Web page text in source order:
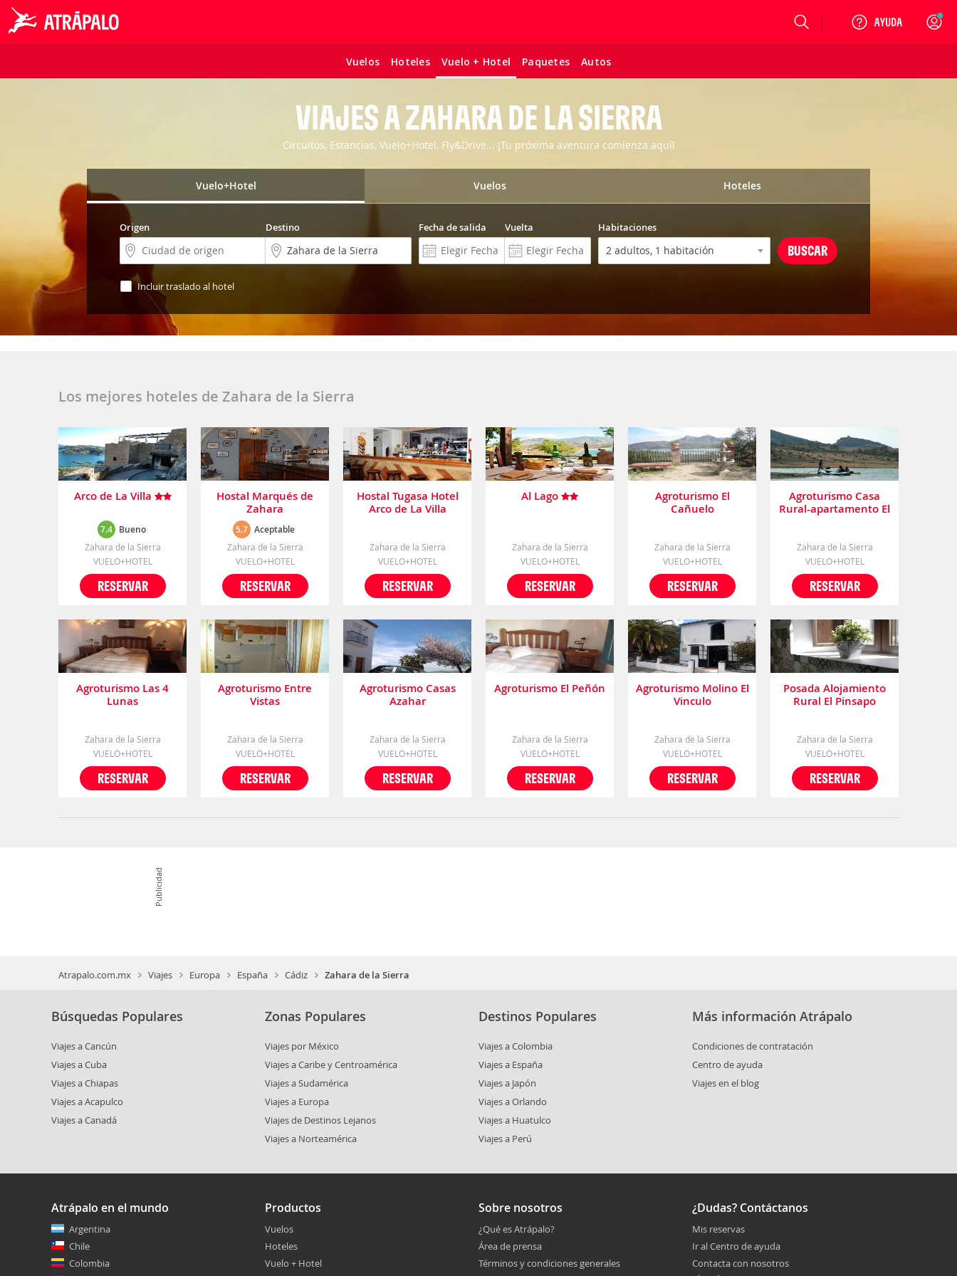
Vuelos Hoteles Vuelo + Hotel Paquetes Autos
Login
VIAJES A ZAHARA DE LA SIERRA
Circuitos, Estancias, Vuelo+Hotel, Fly&Drive... ¡Tu próxima aventura comienza aquí!
Vuelo+Hotel Vuelos Hoteles
Origen Destino Fecha de salida Vuelta Habitaciones
Incluir traslado al hotel
Los mejores hoteles de Zahara de la Sierra
Arco de La Villa
7.4 Bueno
Zahara de la Sierra
VUELO+HOTEL
RESERVAR
Hostal Marqués de
Zahara
5.7 Aceptable
Zahara de la Sierra
VUELO+HOTEL
RESERVAR
Hostal Tugasa Hotel
Arco de La Villa
Zahara de la Sierra
VUELO+HOTEL
RESERVAR
Al Lago
Zahara de la Sierra
VUELO+HOTEL
RESERVAR
Agroturismo El
Cañuelo
Zahara de la Sierra
VUELO+HOTEL
RESERVAR
Agroturismo Casa
Rural-apartamento El
Zahara de la Sierra
VUELO+HOTEL
RESERVAR
Agroturismo Las 4
Lunas
Zahara de la Sierra
VUELO+HOTEL
RESERVAR
Agroturismo Entre
Vistas
Zahara de la Sierra
VUELO+HOTEL
RESERVAR
Agroturismo Casas
Azahar
Zahara de la Sierra
VUELO+HOTEL
RESERVAR
Agroturismo El Peñón
Zahara de la Sierra
VUELO+HOTEL
RESERVAR
Agroturismo Molino El
Vinculo
Zahara de la Sierra
VUELO+HOTEL
RESERVAR
Posada Alojamiento
Rural El Pinsapo
Zahara de la Sierra
VUELO+HOTEL
RESERVAR
Publicidad
Atrapalo.com.mx Viajes Europa España Cádiz Zahara de la Sierra
Búsquedas Populares
Viajes a Cancún
Viajes a Cuba
Viajes a Chiapas
Viajes a Acapulco
Viajes a Canadá
Zonas Populares
Viajes por México
Viajes a Caribe y Centroamérica
Viajes a Sudamérica
Viajes a Europa
Viajes de Destinos Lejanos
Viajes a Norteamérica
Destinos Populares
Viajes a Colombia
Viajes a España
Viajes a Japón
Viajes a Orlando
Viajes a Huatulco
Viajes a Perú
Más información Atrápalo
Condiciones de contratación
Centro de ayuda
Viajes en el blog
Atrápalo en el mundo
Argentina
Chile
Colombia
Productos
Vuelos
Hoteles
Vuelo + Hotel
Sobre nosotros
¿Qué es Atrápalo?
Área de prensa
Términos y condiciones generales
¿Dudas? Contáctanos
Mis reservas
Ir al Centro de ayuda
Contacta con nosotros